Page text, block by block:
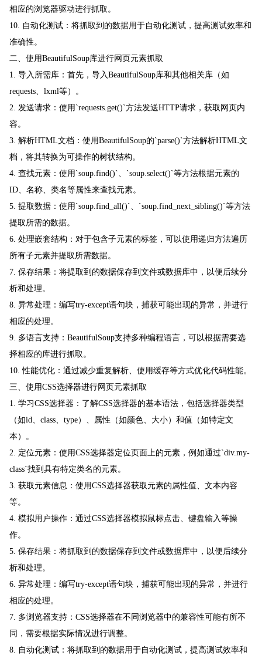
相应的浏览器驱动进行抓取。
10. 自动化测试：将抓取到的数据用于自动化测试，提高测试效率和
准确性。
二、使用BeautifulSoup库进行网页元素抓取
1. 导入所需库：首先，导入BeautifulSoup库和其他相关库（如
requests、lxml等）。
2. 发送请求：使用`requests.get()`方法发送HTTP请求，获取网页内
容。
3. 解析HTML文档：使用BeautifulSoup的`parse()`方法解析HTML文
档，将其转换为可操作的树状结构。
4. 查找元素：使用`soup.find()`、`soup.select()`等方法根据元素的
ID、名称、类名等属性来查找元素。
5. 提取数据：使用`soup.find_all()`、`soup.find_next_sibling()`等方法
提取所需的数据。
6. 处理嵌套结构：对于包含子元素的标签，可以使用递归方法遍历
所有子元素并提取所需数据。
7. 保存结果：将提取到的数据保存到文件或数据库中，以便后续分
析和处理。
8. 异常处理：编写try-except语句块，捕获可能出现的异常，并进行
相应的处理。
9. 多语言支持：BeautifulSoup支持多种编程语言，可以根据需要选
择相应的库进行抓取。
10. 性能优化：通过减少重复解析、使用缓存等方式优化代码性能。
三、使用CSS选择器进行网页元素抓取
1. 学习CSS选择器：了解CSS选择器的基本语法，包括选择器类型
（如id、class、type）、属性（如颜色、大小）和值（如特定文
本）。
2. 定位元素：使用CSS选择器定位页面上的元素，例如通过`div.my-
class`找到具有特定类名的元素。
3. 获取元素信息：使用CSS选择器获取元素的属性值、文本内容
等。
4. 模拟用户操作：通过CSS选择器模拟鼠标点击、键盘输入等操
作。
5. 保存结果：将抓取到的数据保存到文件或数据库中，以便后续分
析和处理。
6. 异常处理：编写try-except语句块，捕获可能出现的异常，并进行
相应的处理。
7. 多浏览器支持：CSS选择器在不同浏览器中的兼容性可能有所不
同，需要根据实际情况进行调整。
8. 自动化测试：将抓取到的数据用于自动化测试，提高测试效率和